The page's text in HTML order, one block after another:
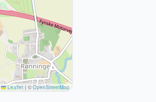
Leaflet | © OpenStreetMap